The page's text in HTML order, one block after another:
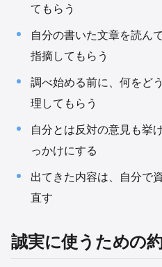
てもらう
自分の書いた文章を読ん
指摘してもらう
調べ始める前に、何をど
理してもらう
自分とは反対の意見も挙
っかけにする
出てきた内容は、自分で
直す
誠実に使うための